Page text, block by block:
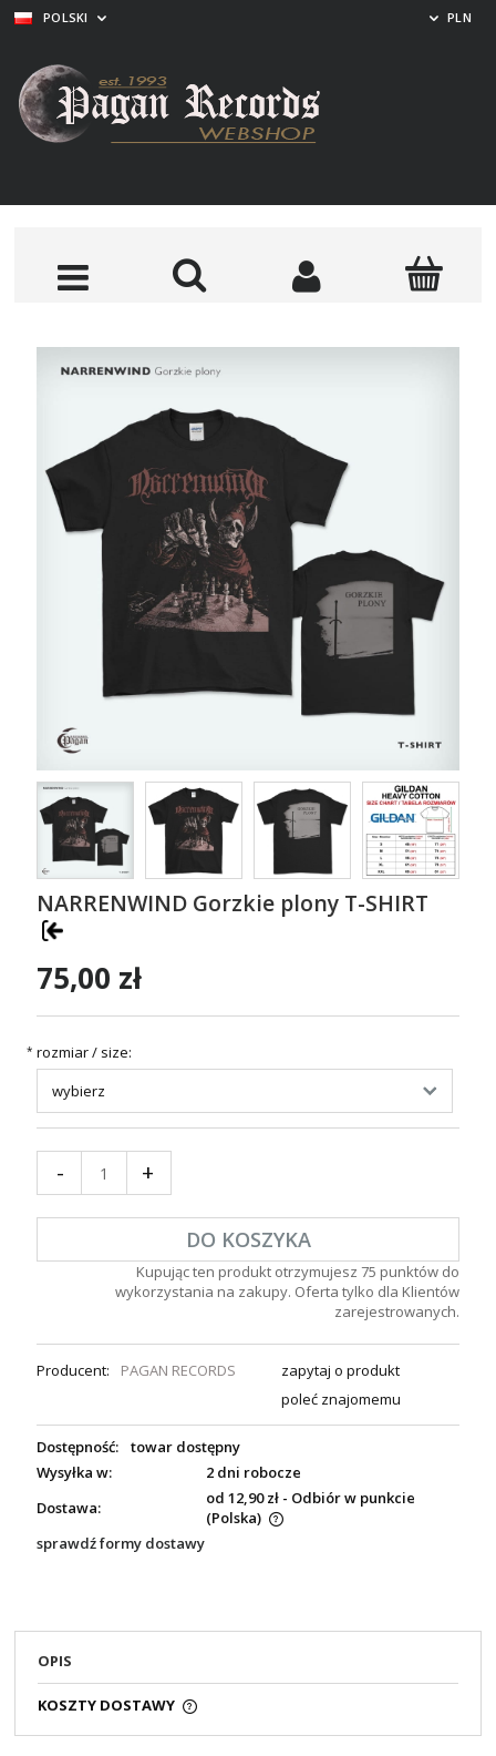
POLSKI PLN
NARRENWIND Gorzkie plony T-SHIRT
75,00 zł
* rozmiar / size:
- +
DO KOSZYKA
Kupując ten produkt otrzymujesz 75 punktów do
wykorzystania na zakupy. Oferta tylko dla Klientów
zarejestrowanych.
Producent: PAGAN RECORDS
zapytaj o produkt
poleć znajomemu
Dostępność:
towar dostępny
Wysyłka w:
2 dni robocze
Dostawa:
od 12,90 zł - Odbiór w punkcie
(Polska)
sprawdź formy dostawy
OPIS
KOSZTY DOSTAWY